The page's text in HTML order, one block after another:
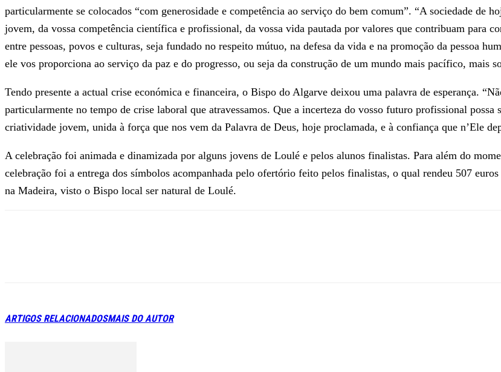
particularmente se colocados “com generosidade e competência ao serviço do bem comum”. “A sociedade de
jovem, da vossa competência científica e profissional, da vossa vida pautada por valores que contribuam para
entre pessoas, povos e culturas, seja fundado no respeito mútuo, na defesa da vida e na promoção da pessoa
ele vos proporciona ao serviço da paz e do progresso, ou seja da construção de um mundo mais pacífico,
Tendo presente a actual crise económica e financeira, o Bispo do Algarve deixou uma palavra de esperança.
particularmente no tempo de crise laboral que atravessamos. Que a incerteza do vosso futuro profissional possa
criatividade jovem, unida à força que nos vem da Palavra de Deus, hoje proclamada, e à confiança que n’Ele
A celebração foi animada e dinamizada por alguns jovens de Loulé e pelos alunos finalistas. Para além do
celebração foi a entrega dos símbolos acompanhada pelo ofertório feito pelos finalistas, o qual rendeu 507
na Madeira, visto o Bispo local ser natural de Loulé.
ARTIGOS RELACIONADOSMAIS DO AUTOR